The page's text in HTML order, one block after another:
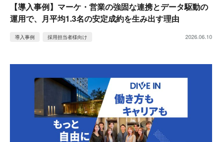
【導入事例】マーケ・営業の強固な連携とデータ駆動の
運用で、月平均1.3名の安定成約を生み出す理由
導入事例 採用担当者様向け 2026.06.10